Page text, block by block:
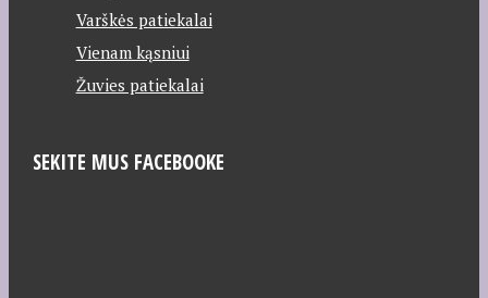
Varškės patiekalai
Vienam kąsniui
Žuvies patiekalai
SEKITE MUS FACEBOOKE